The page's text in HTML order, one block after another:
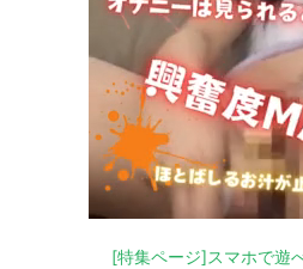
[特集ページ]スマホで遊